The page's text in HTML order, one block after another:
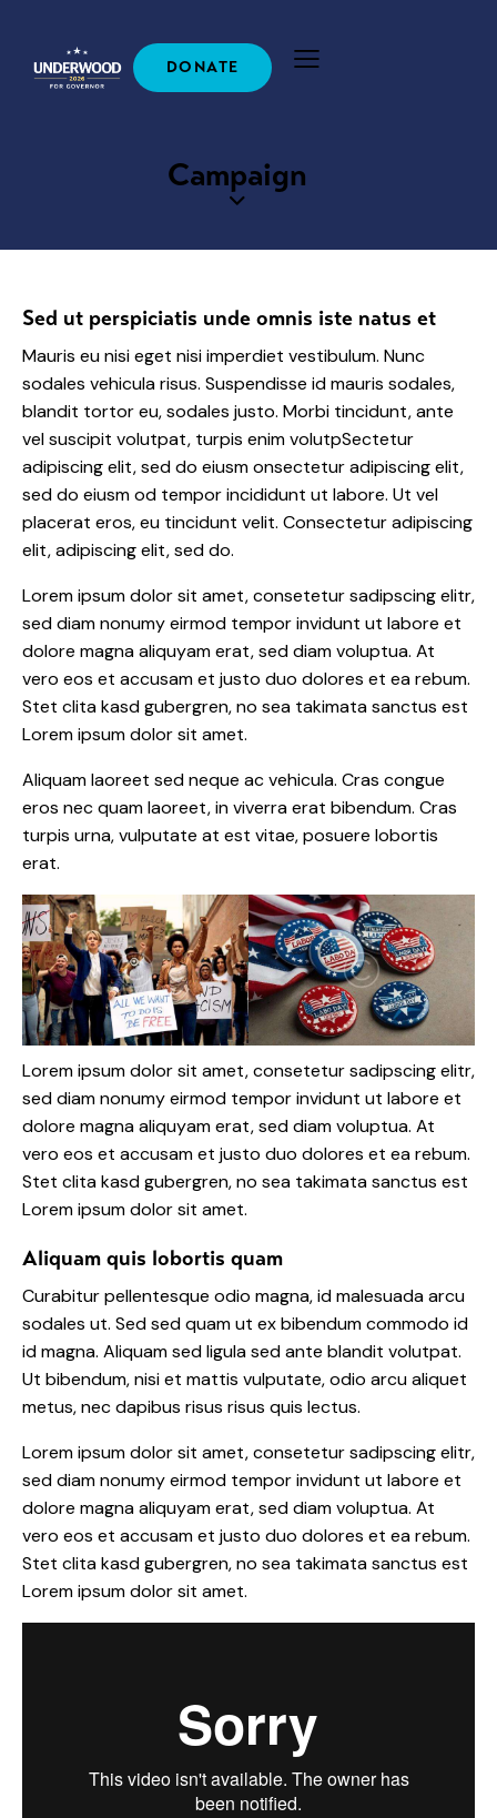
DONATE
Campaign
Sed ut perspiciatis unde omnis iste natus et
Mauris eu nisi eget nisi imperdiet vestibulum. Nunc
sodales vehicula risus. Suspendisse id mauris sodales,
blandit tortor eu, sodales justo. Morbi tincidunt, ante
vel suscipit volutpat, turpis enim volutpSectetur
adipiscing elit, sed do eiusm onsectetur adipiscing elit,
sed do eiusm od tempor incididunt ut labore. Ut vel
placerat eros, eu tincidunt velit. Consectetur adipiscing
elit, adipiscing elit, sed do.
Lorem ipsum dolor sit amet, consetetur sadipscing elitr,
sed diam nonumy eirmod tempor invidunt ut labore et
dolore magna aliquyam erat, sed diam voluptua. At
vero eos et accusam et justo duo dolores et ea rebum.
Stet clita kasd gubergren, no sea takimata sanctus est
Lorem ipsum dolor sit amet.
Aliquam laoreet sed neque ac vehicula. Cras congue
eros nec quam laoreet, in viverra erat bibendum. Cras
turpis urna, vulputate at est vitae, posuere lobortis
erat.
Lorem ipsum dolor sit amet, consetetur sadipscing elitr,
sed diam nonumy eirmod tempor invidunt ut labore et
dolore magna aliquyam erat, sed diam voluptua. At
vero eos et accusam et justo duo dolores et ea rebum.
Stet clita kasd gubergren, no sea takimata sanctus est
Lorem ipsum dolor sit amet.
Aliquam quis lobortis quam
Curabitur pellentesque odio magna, id malesuada arcu
sodales ut. Sed sed quam ut ex bibendum commodo id
id magna. Aliquam sed ligula sed ante blandit volutpat.
Ut bibendum, nisi et mattis vulputate, odio arcu aliquet
metus, nec dapibus risus risus quis lectus.
Lorem ipsum dolor sit amet, consetetur sadipscing elitr,
sed diam nonumy eirmod tempor invidunt ut labore et
dolore magna aliquyam erat, sed diam voluptua. At
vero eos et accusam et justo duo dolores et ea rebum.
Stet clita kasd gubergren, no sea takimata sanctus est
Lorem ipsum dolor sit amet.